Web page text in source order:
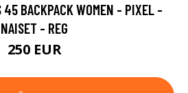
45 BACKPACK WOMEN - PIXEL -
NAISET - REG
250 EUR